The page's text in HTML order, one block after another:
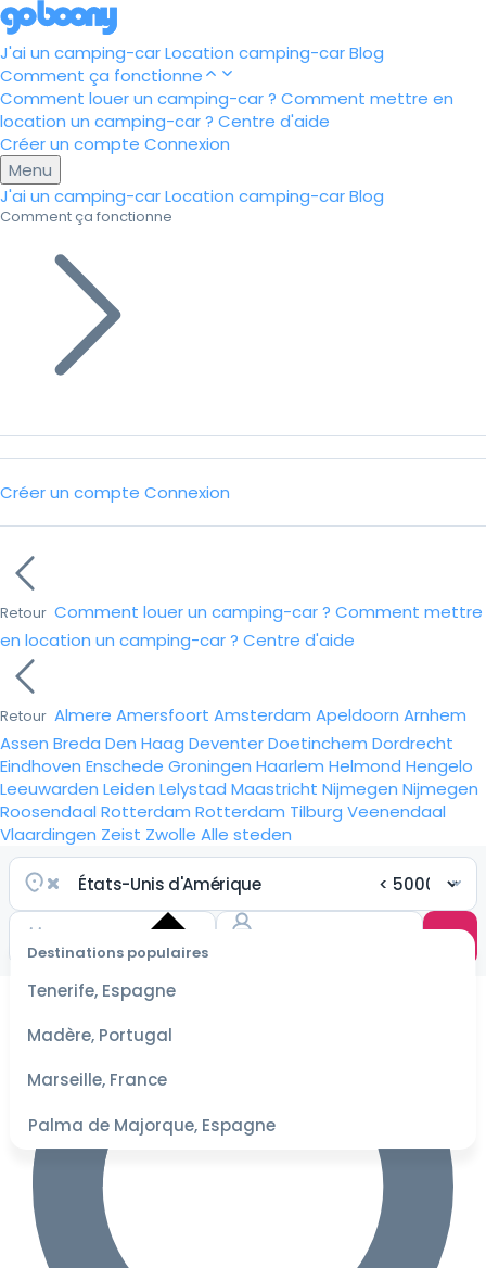
J'ai un camping-carLocation camping-carBlog
Comment ça fonctionne
Comment louer un camping-car ? Comment mettre en
location un camping-car ? Centre d'aide
Créer un compte Connexion
Menu
J'ai un camping-carLocation camping-carBlog
Comment ça fonctionne
Créer un compte Connexion
Retour Comment louer un camping-car ? Comment mettre
en location un camping-car ? Centre d'aide
Retour Almere Amersfoort Amsterdam Apeldoorn Arnhem
Assen Breda Den Haag DeventerDoetinchem Dordrecht
Eindhoven Enschede Groningen Haarlem Helmond Hengelo
Leeuwarden Leiden Lelystad Maastricht Nijmegen Nijmegen
Roosendaal Rotterdam Rotterdam Tilburg Veenendaal
Vlaardingen Zeist Zwolle Alle steden
Destinations populaires
Tenerife, Espagne
Madère, Portugal
Marseille, France
Palma de Majorque, Espagne
Choisir
les
pour les
tarifs